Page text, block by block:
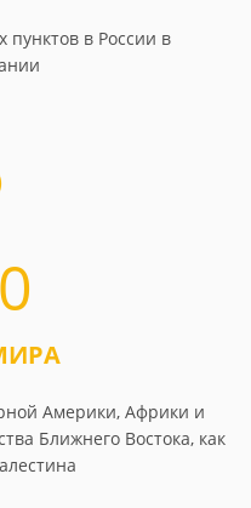
пунктов в России в
Америки, Африки и
Ближнего Востока, как